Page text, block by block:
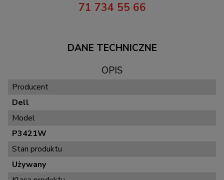
71 734 55 66
DANE TECHNICZNE
OPIS
Producent
Dell
Model
P3421W
Stan produktu
Używany